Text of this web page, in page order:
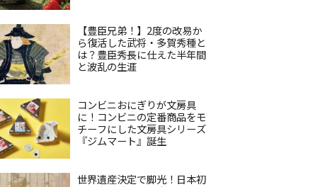
【豊臣兄弟！】2度の改易か
ら復活した武将・多賀秀種と
は？豊臣秀長に仕えた半年間
と波乱の生涯
コンビニおにぎりが文房具
に！コンビニの定番商品をモ
チーフにした文房具シリーズ
『ジムマート』誕生
世界遺産決定で脚光！日本初